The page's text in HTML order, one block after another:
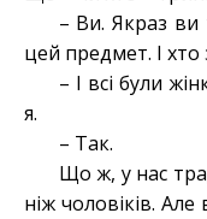
– Ви. Якраз ви
цей предмет. І хто
– І всі були
я.
– Так.
Що ж, у нас
ніж чоловіків.